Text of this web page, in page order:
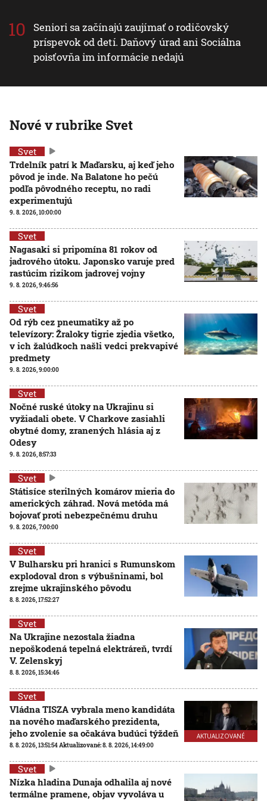
Seniori sa začínajú zaujímať o rodičovský
príspevok od detí. Daňový úrad ani Sociálna
poisťovňa im informácie nedajú
Nové v rubrike Svet
Svet
Trdelník patrí k Maďarsku, aj keď jeho
pôvod je inde. Na Balatone ho pečú
podľa pôvodného receptu, no radi
experimentujú
9. 8. 2026, 10:00:00
Svet
Nagasaki si pripomína 81 rokov od
jadrového útoku. Japonsko varuje pred
rastúcim rizikom jadrovej vojny
9. 8. 2026, 9:46:56
Svet
Od rýb cez pneumatiky až po
televízory: Žraloky tigrie zjedia všetko,
v ich žalúdkoch našli vedci prekvapivé
predmety
9. 8. 2026, 9:00:00
Svet
Nočné ruské útoky na Ukrajinu si
vyžiadali obete. V Charkove zasiahli
obytné domy, zranených hlásia aj z
Odesy
9. 8. 2026, 8:57:33
Svet
Státisíce sterilných komárov mieria do
amerických záhrad. Nová metóda má
bojovať proti nebezpečnému druhu
9. 8. 2026, 7:00:00
Svet
V Bulharsku pri hranici s Rumunskom
explodoval dron s výbušninami, bol
zrejme ukrajinského pôvodu
8. 8. 2026, 17:52:27
Svet
Na Ukrajine nezostala žiadna
nepoškodená tepelná elektráreň, tvrdí
V. Zelenskyj
8. 8. 2026, 15:34:46
AKTUALIZOVANÉ
Svet
Vládna TISZA vybrala meno kandidáta
na nového maďarského prezidenta,
jeho zvolenie sa očakáva budúci týždeň
8. 8. 2026, 13:51:54Aktualizované:8. 8. 2026, 14:49:00
Svet
Nízka hladina Dunaja odhalila aj nové
termálne pramene, objav vyvoláva u